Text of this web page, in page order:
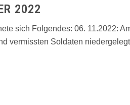
2022
sich Folgendes: 06. 11.2022:
vermissten Soldaten